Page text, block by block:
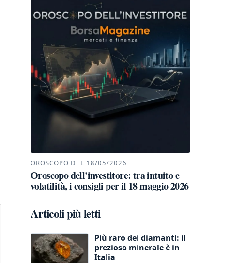
OROSCOPO DEL 18/05/2026
Oroscopo dell'investitore: tra intuito e
volatilità, i consigli per il 18 maggio 2026
Articoli più letti
Più raro dei diamanti: il
prezioso minerale è in
Italia